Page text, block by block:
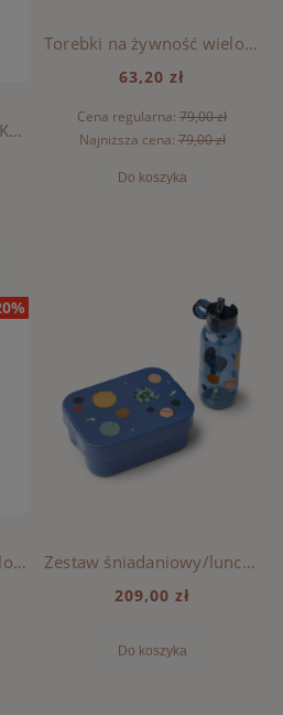
Torba termiczna Clover Konges Sloejd - MAHOGANY ROSE
Torebki na żywność wielokrotnego użytku Rebus Liewood - ALL TOGETHER / SANDY
63,20 zł
Cena regularna: 79,00 zł
Najniższa cena:79,00 zł
Do koszyka
Torebki na żywność wielokrotnego użytku Rebus Liewood - PEACH / SEA SHELL Zestaw śniadaniowy/lunchowy Chelsey Liewood - UNIVERSE / CLASSIC NAVY
209,00 zł
Do koszyka